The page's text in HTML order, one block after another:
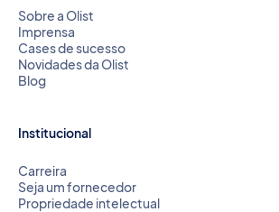
Sobre a Olist
Imprensa
Cases de sucesso
Novidades da Olist
Blog
Institucional
Carreira
Seja um fornecedor
Propriedade intelectual